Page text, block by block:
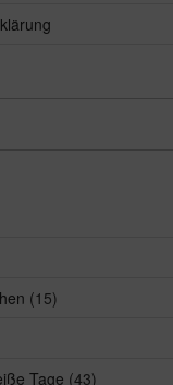
(15)
Tage (43)